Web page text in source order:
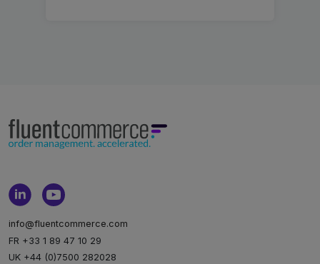
info@fluentcommerce.com
FR +33 1 89 47 10 29
UK +44 (0)7500 282028